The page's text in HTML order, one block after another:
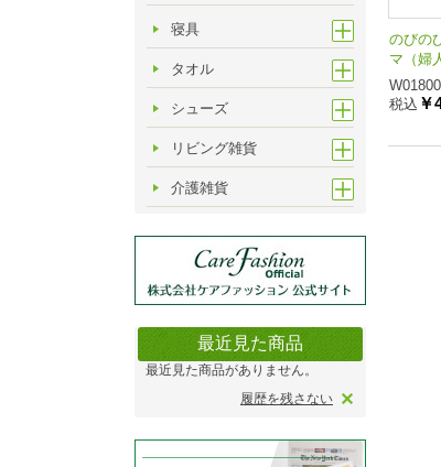
寝具
タオル
シューズ
リビング雑貨
介護雑貨
最近見た商品
最近見た商品がありません。
履歴を残さない
のびの
マ（婦
税込 ￥